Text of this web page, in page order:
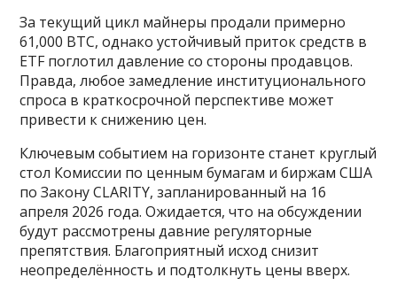
За текущий цикл майнеры продали примерно
61,000 BTC, однако устойчивый приток средств в
ETF поглотил давление со стороны продавцов.
Правда, любое замедление институционального
спроса в краткосрочной перспективе может
привести к снижению цен.
Ключевым событием на горизонте станет круглый
стол Комиссии по ценным бумагам и биржам США
по Закону CLARITY, запланированный на 16
апреля 2026 года. Ожидается, что на обсуждении
будут рассмотрены давние регуляторные
препятствия. Благоприятный исход снизит
неопределённость и подтолкнуть цены вверх.